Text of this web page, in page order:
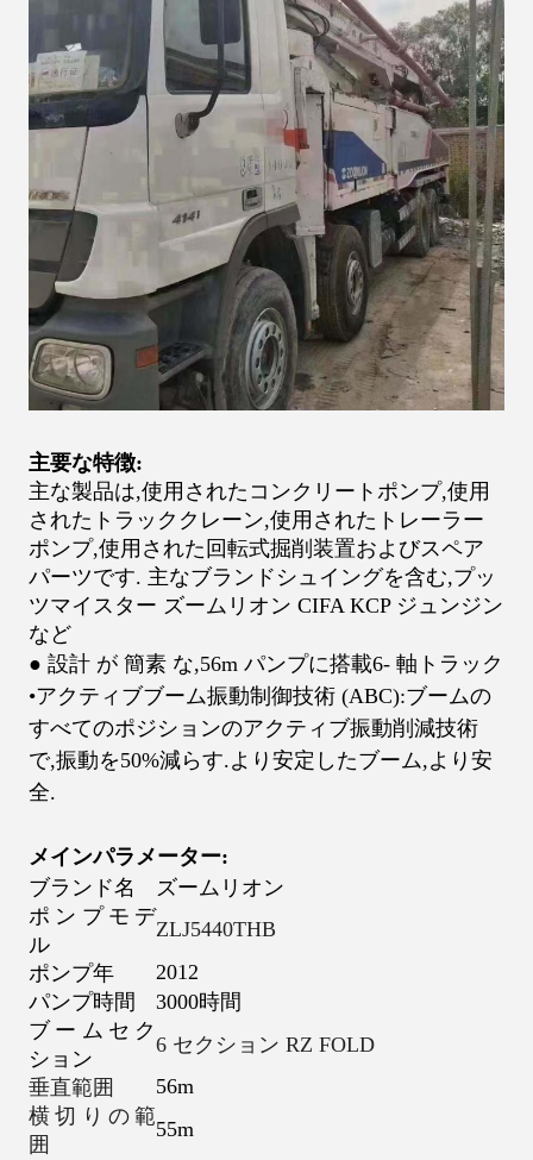
主要な特徴:
主な製品は,使用されたコンクリートポンプ,使用
されたトラッククレーン,使用されたトレーラー
ポンプ,使用された回転式掘削装置およびスペア
パーツです. 主なブランド シュイングを含む,プッ
ツマイスター ズームリオン CIFA KCP ジュンジン
など
● 設計 が 簡素 な,56m パンプに搭載6- 軸トラック
•アクティブブーム振動制御技術 (ABC):ブームの
すべてのポジションのアクティブ振動削減技術
で,振動を50%減らす.より安定したブーム,より安
全.
メインパラメーター:
ブランド名
ズームリオン
ポンプモデ
ル
ZLJ5440THB
ポンプ年
2012
パンプ時間
3000時間
ブームセク
ション
6 セクション RZ FOLD
垂直範囲
56m
横切りの範
囲
55m